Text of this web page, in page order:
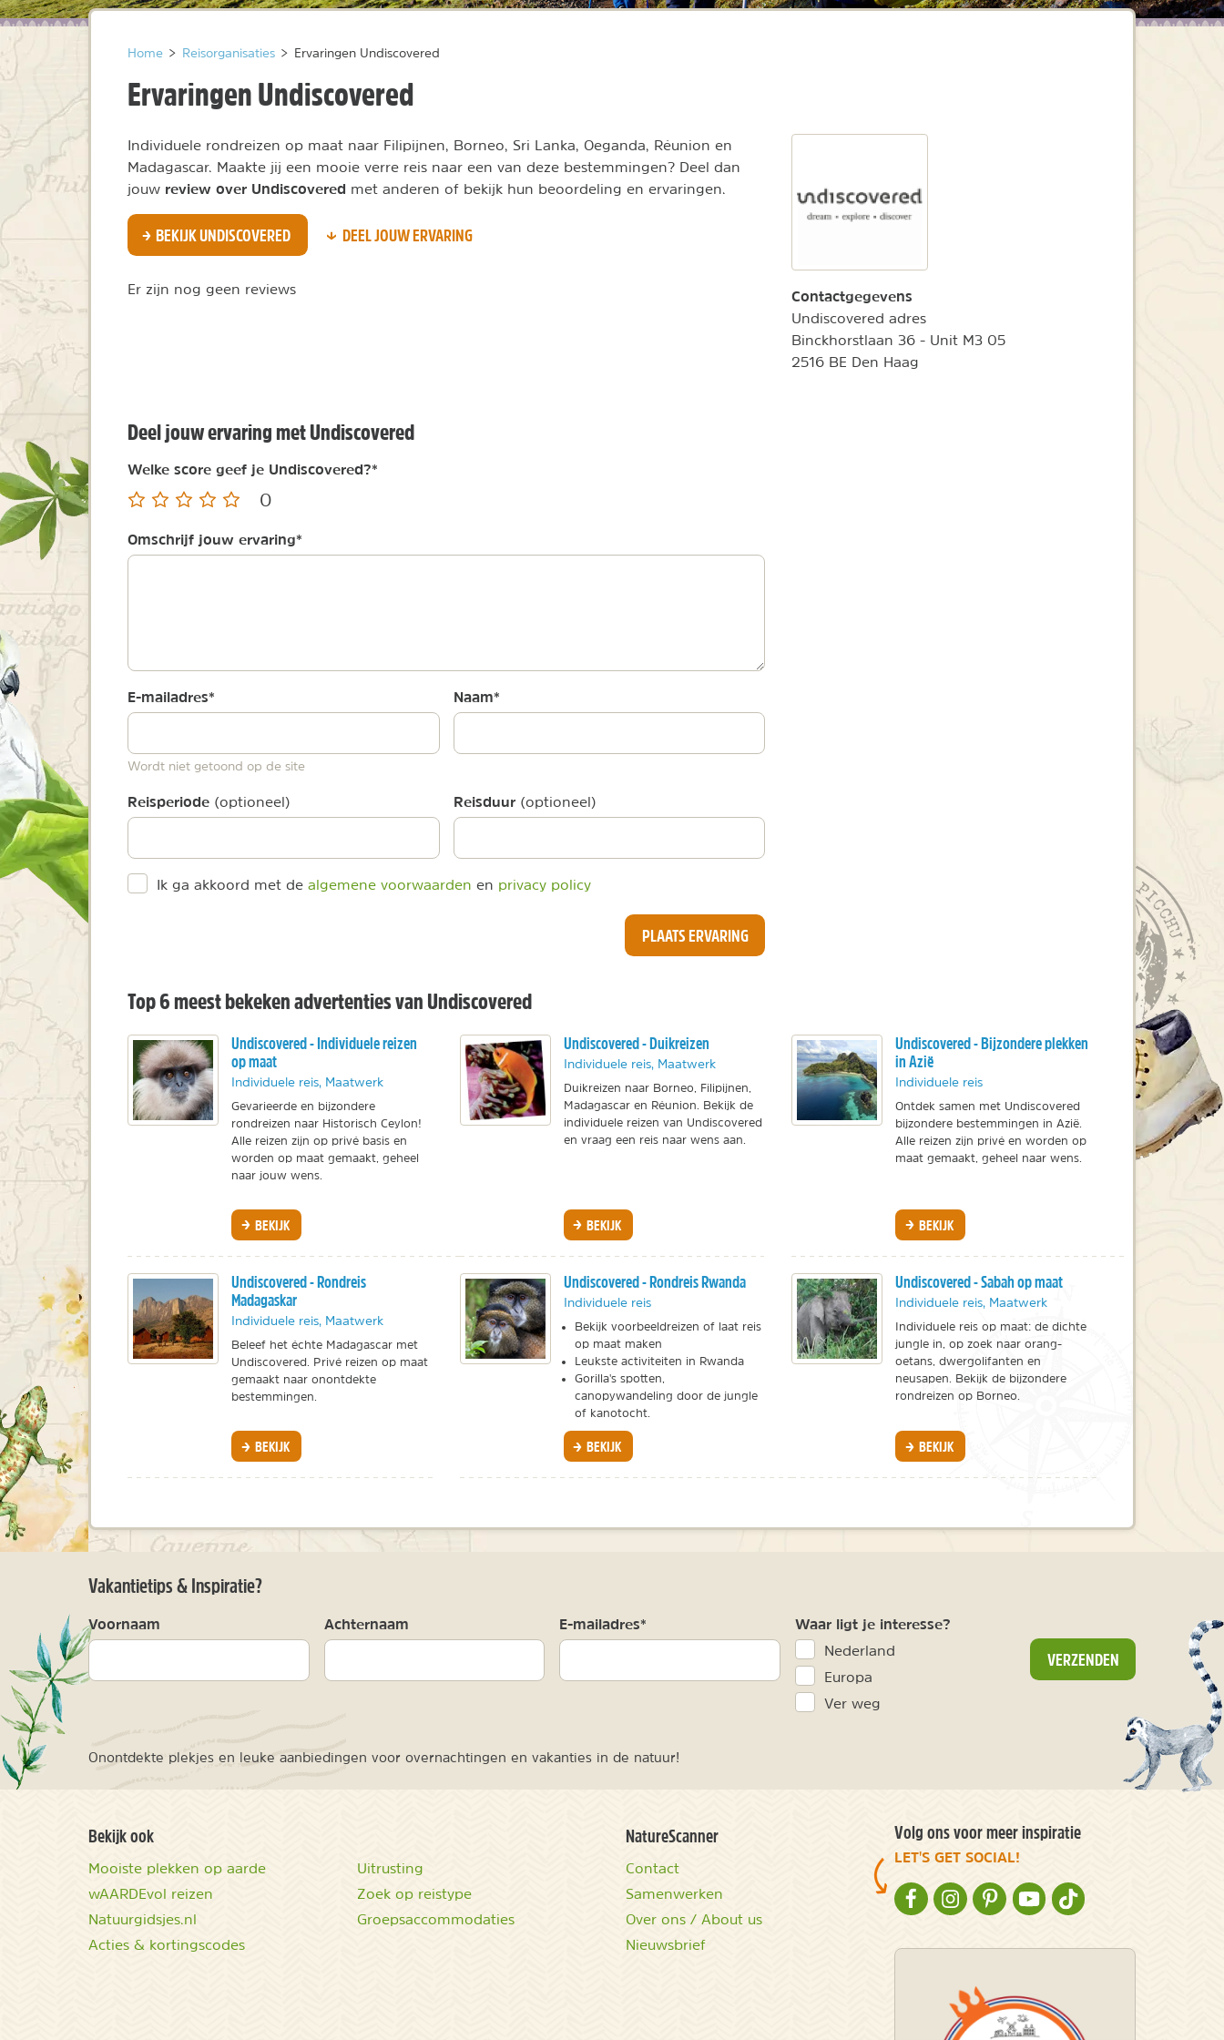
Home > Reisorganisaties > Ervaringen Undiscovered
Ervaringen Undiscovered
Individuele rondreizen op maat naar Filipijnen, Borneo, Sri Lanka, Oeganda, Réunion en
Madagascar. Maakte jij een mooie verre reis naar een van deze bestemmingen? Deel dan
jouw review over Undiscovered met anderen of bekijk hun beoordeling en ervaringen.
BEKIJK UNDISCOVERED DEEL JOUW ERVARING
Er zijn nog geen reviews Contactgegevens
Undiscovered adres
Binckhorstlaan 36 - Unit M3 05
2516 BE Den Haag
Deel jouw ervaring met Undiscovered
Welke score geef je Undiscovered?*
0
Omschrijf jouw ervaring*
E-mailadres*
Wordt niet getoond op de site
Naam*
Reisperiode (optioneel) Reisduur (optioneel)
Ik ga akkoord met de algemene voorwaarden en privacy policy
PLAATS ERVARING
Top 6 meest bekeken advertenties van Undiscovered
Undiscovered - Individuele reizen
op maat
Individuele reis, Maatwerk
Gevarieerde en bijzondere
rondreizen naar Historisch Ceylon!
Alle reizen zijn op privé basis en
worden op maat gemaakt, geheel
naar jouw wens.
BEKIJK
Undiscovered - Duikreizen
Individuele reis, Maatwerk
Duikreizen naar Borneo, Filipijnen,
Madagascar en Réunion. Bekijk de
individuele reizen van Undiscovered
en vraag een reis naar wens aan.
BEKIJK
Undiscovered - Bijzondere plekken
in Azië
Individuele reis
Ontdek samen met Undiscovered
bijzondere bestemmingen in Azië.
Alle reizen zijn privé en worden op
maat gemaakt, geheel naar wens.
BEKIJK
Undiscovered - Rondreis
Madagaskar
Individuele reis, Maatwerk
Beleef het échte Madagascar met
Undiscovered. Privé reizen op maat
gemaakt naar onontdekte
bestemmingen.
BEKIJK
Undiscovered - Rondreis Rwanda
Individuele reis
Bekijk voorbeeldreizen of laat reis
op maat maken
Leukste activiteiten in Rwanda
Gorilla's spotten,
canopywandeling door de jungle
of kanotocht.
BEKIJK
Undiscovered - Sabah op maat
Individuele reis, Maatwerk
Individuele reis op maat: de dichte
jungle in, op zoek naar orang-
oetans, dwergolifanten en
neusapen. Bekijk de bijzondere
rondreizen op Borneo.
BEKIJK
Vakantietips & Inspiratie?
Voornaam Achternaam E-mailadres* Waar ligt je interesse?
Nederland
Europa
Ver weg
VERZENDEN
Onontdekte plekjes en leuke aanbiedingen voor overnachtingen en vakanties in de natuur!
Bekijk ook
Mooiste plekken op aarde
wAARDEvol reizen
Natuurgidsjes.nl
Acties & kortingscodes
Uitrusting
Zoek op reistype
Groepsaccommodaties
NatureScanner
Contact
Samenwerken
Over ons / About us
Nieuwsbrief
Volg ons voor meer inspiratie
LET'S GET SOCIAL!
NATURESCANNER OP FACEBOOK
NATURESCANNER OP INSTAGRAM
NATURESCANNER OP PINTEREST
NATURESCANNER OP YOUTUBE
NATURESCANNER OP